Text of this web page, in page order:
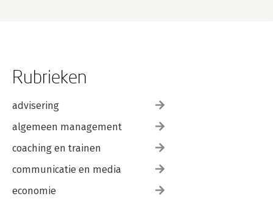
Rubrieken
advisering
algemeen management
coaching en trainen
communicatie en media
economie